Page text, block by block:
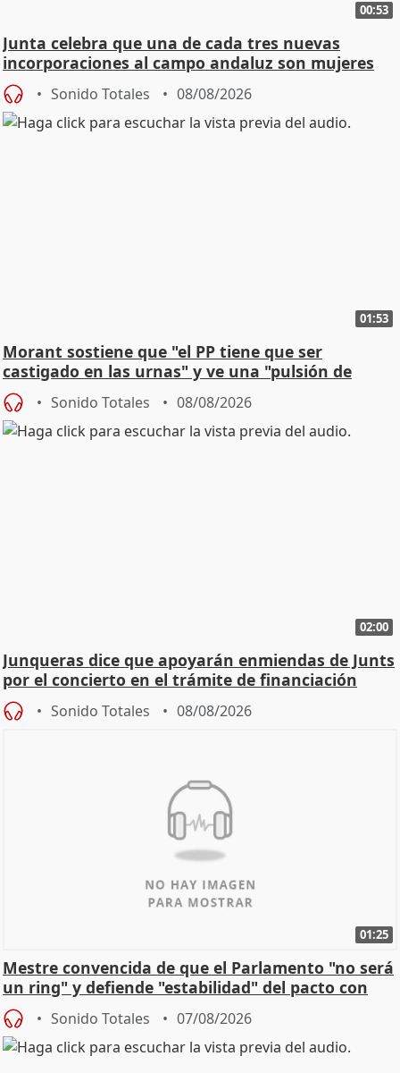
00:53
Junta celebra que una de cada tres nuevas
incorporaciones al campo andaluz son mujeres
jóvenes
Sonido Totales 08/08/2026
01:53
Morant sostiene que "el PP tiene que ser
castigado en las urnas" y ve una "pulsión de
cambio"
Sonido Totales 08/08/2026
02:00
Junqueras dice que apoyarán enmiendas de Junts
por el concierto en el trámite de financiación
Sonido Totales 08/08/2026
01:25
Mestre convencida de que el Parlamento "no será
un ring" y defiende "estabilidad" del pacto con
Vox
Sonido Totales 07/08/2026